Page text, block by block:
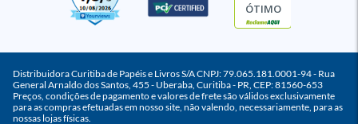
ÓTIMO
Distribuidora Curitiba de Papéis e Livros S/A CNPJ: 79.065.181.0001-94 - Rua
General Arnaldo dos Santos, 455 - Uberaba, Curitiba - PR, CEP: 81560-653
Preços, condições de pagamento e valores de frete são válidos exclusivamente
para as compras efetuadas em nosso site, não valendo, necessariamente, para as
nossas lojas físicas.